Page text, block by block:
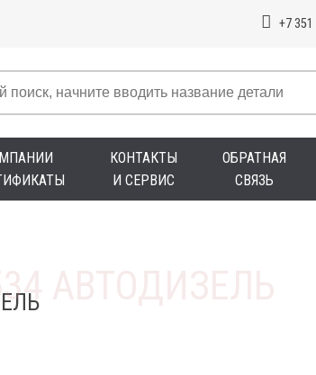
+7 351
КОНТАКТЫ
И СЕРВИС
ОБРАТНАЯ
СВЯЗЬ